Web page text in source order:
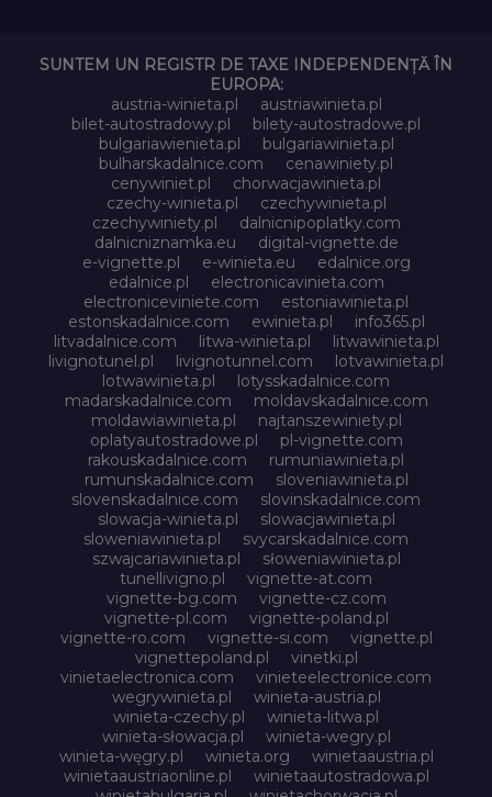
SUNTEM UN REGISTR DE TAXE INDEPENDENȚĂ ÎN
EUROPA:
austria-winieta.pl
austriawinieta.pl
bilet-autostradowy.pl
bilety-autostradowe.pl
bulgariawienieta.pl
bulgariawinieta.pl
bulharskadalnice.com
cenawiniety.pl
cenywiniet.pl
chorwacjawinieta.pl
czechy-winieta.pl
czechywinieta.pl
czechywiniety.pl
dalnicnipoplatky.com
dalnicniznamka.eu
digital-vignette.de
e-vignette.pl
e-winieta.eu
edalnice.org
edalnice.pl
electronicavinieta.com
electroniceviniete.com
estoniawinieta.pl
estonskadalnice.com
ewinieta.pl
info365.pl
litvadalnice.com
litwa-winieta.pl
litwawinieta.pl
livignotunel.pl
livignotunnel.com
lotvawinieta.pl
lotwawinieta.pl
lotysskadalnice.com
madarskadalnice.com
moldavskadalnice.com
moldawiawinieta.pl
najtanszewiniety.pl
oplatyautostradowe.pl
pl-vignette.com
rakouskadalnice.com
rumuniawinieta.pl
rumunskadalnice.com
sloveniawinieta.pl
slovenskadalnice.com
slovinskadalnice.com
slowacja-winieta.pl
slowacjawinieta.pl
sloweniawinieta.pl
svycarskadalnice.com
szwajcariawinieta.pl
słoweniawinieta.pl
tunellivigno.pl
vignette-at.com
vignette-bg.com
vignette-cz.com
vignette-pl.com
vignette-poland.pl
vignette-ro.com
vignette-si.com
vignette.pl
vignettepoland.pl
vinetki.pl
vinietaelectronica.com
vinieteelectronice.com
wegrywinieta.pl
winieta-austria.pl
winieta-czechy.pl
winieta-litwa.pl
winieta-słowacja.pl
winieta-wegry.pl
winieta-węgry.pl
winieta.org
winietaaustria.pl
winietaaustriaonline.pl
winietaautostradowa.pl